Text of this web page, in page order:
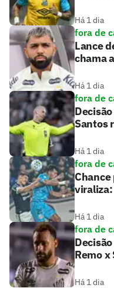
Há 1 dia
fora de
Lance
chama
Há 1 dia
fora de
Santos
Há 1 dia
fora de
Chance
Há 1 dia
fora de
Remo
Há 1 dia